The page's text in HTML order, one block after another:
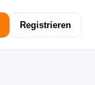
Registrieren